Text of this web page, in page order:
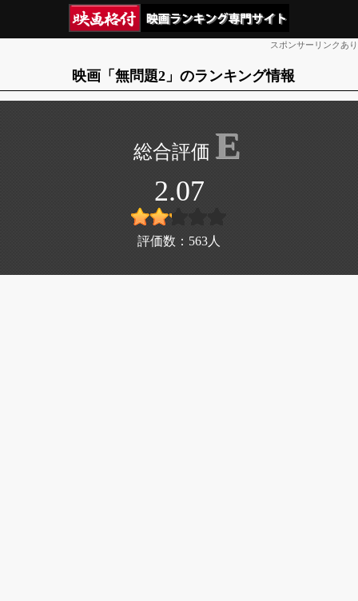
スポンサーリンクあり
映画「無問題2」のランキング情報
E
2.07
評価数： 563 人